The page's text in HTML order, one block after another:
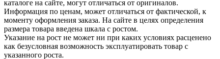
каталоге на сайте, могут отличаться от оригиналов.
Информация по ценам, может отличаться от фактической, к
моменту оформления заказа. На сайте в целях определения
размера товара введена шкала с ростом.
Указание на рост не может ни при каких условиях расценено
как безусловная возможность эксплуатировать товар с
указанного роста.